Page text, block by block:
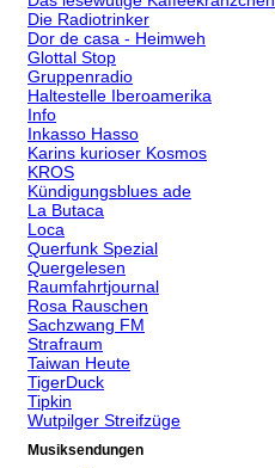
Die Radiotrinker
Dor de casa - Heimweh
Glottal Stop
Gruppenradio
Haltestelle Iberoamerika
Info
Inkasso Hasso
Karins kurioser Kosmos
KROS
Kündigungsblues ade
La Butaca
Loca
Querfunk Spezial
Quergelesen
Raumfahrtjournal
Rosa Rauschen
Sachzwang FM
Strafraum
Taiwan Heute
TigerDuck
Tipkin
Wutpilger Streifzüge
Musiksendungen